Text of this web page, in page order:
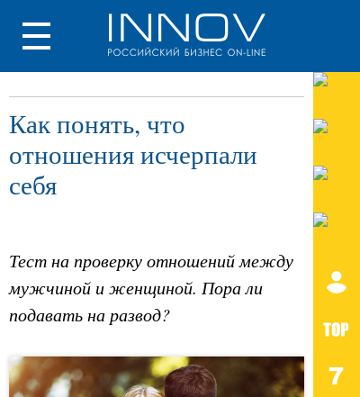
Как понять, что
отношения исчерпали
себя
Тест на проверку отношений между
мужчиной и женщиной. Пора ли
подавать на развод?